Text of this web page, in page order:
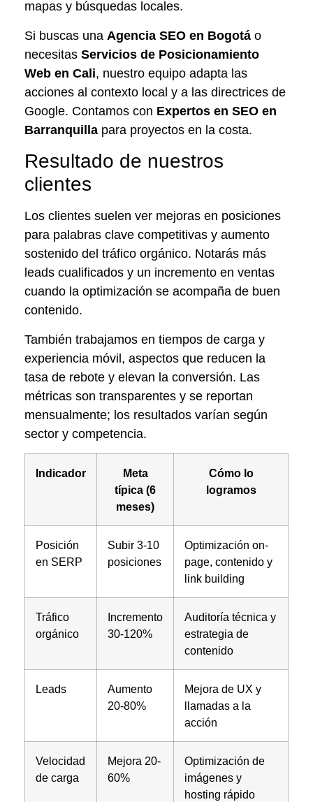
mapas y búsquedas locales.
Si buscas una Agencia SEO en Bogotá o
necesitas Servicios de Posicionamiento
Web en Cali, nuestro equipo adapta las
acciones al contexto local y a las directrices de
Google. Contamos con Expertos en SEO en
Barranquilla para proyectos en la costa.
Resultado de nuestros
clientes
Los clientes suelen ver mejoras en posiciones
para palabras clave competitivas y aumento
sostenido del tráfico orgánico. Notarás más
leads cualificados y un incremento en ventas
cuando la optimización se acompaña de buen
contenido.
También trabajamos en tiempos de carga y
experiencia móvil, aspectos que reducen la
tasa de rebote y elevan la conversión. Las
métricas son transparentes y se reportan
mensualmente; los resultados varían según
sector y competencia.
Indicador
Meta
típica (6
meses)
Cómo lo
logramos
Posición
en SERP
Subir 3-10
posiciones
Optimización on-
page, contenido y
link building
Tráfico
orgánico
Incremento
30-120%
Auditoría técnica y
estrategia de
contenido
Leads
Aumento
20-80%
Mejora de UX y
llamadas a la
acción
Velocidad
de carga
Mejora 20-
60%
Optimización de
imágenes y
hosting rápido